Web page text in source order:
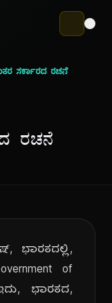
ಸರ್ಕಾರದ ರಚನೆ
ರಚನೆ
ಭಾರತದಲ್ಲಿ,
of
ಭಾರತದ,